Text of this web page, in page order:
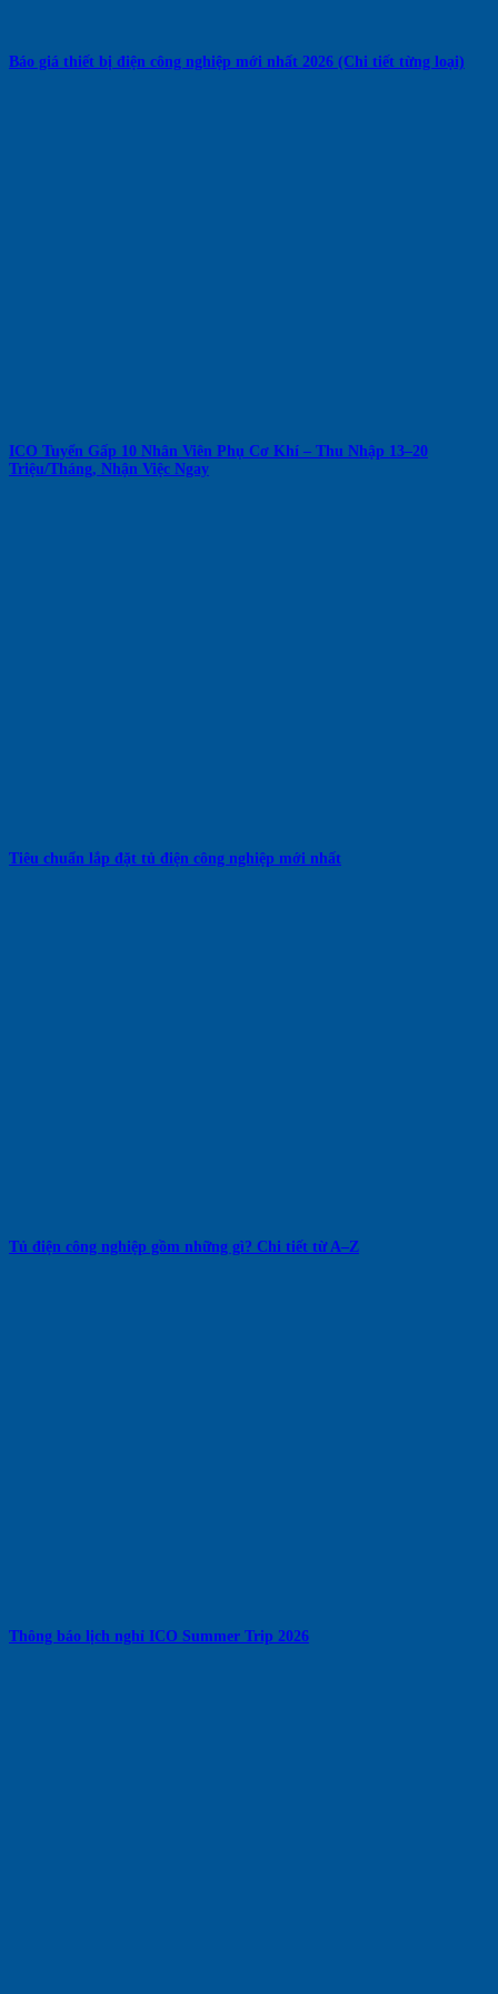
Báo giá thiết bị điện công nghiệp mới nhất 2026 (Chi tiết từng loại)
ICO Tuyển Gấp 10 Nhân Viên Phụ Cơ Khí – Thu Nhập 13–20
Triệu/Tháng, Nhận Việc Ngay
Tiêu chuẩn lắp đặt tủ điện công nghiệp mới nhất
Tủ điện công nghiệp gồm những gì? Chi tiết từ A–Z
Thông báo lịch nghỉ ICO Summer Trip 2026